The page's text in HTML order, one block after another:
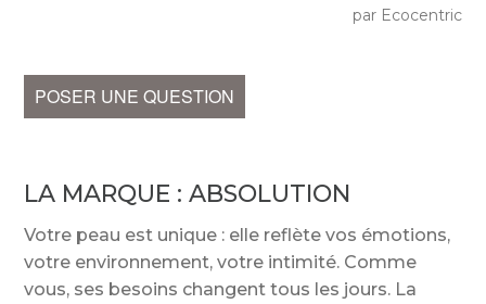
par Ecocentric
POSER UNE QUESTION
LA MARQUE :ABSOLUTION
Votre peau est unique : elle reflète vos émotions,
votre environnement, votre intimité. Comme
vous, ses besoins changent tous les jours. La